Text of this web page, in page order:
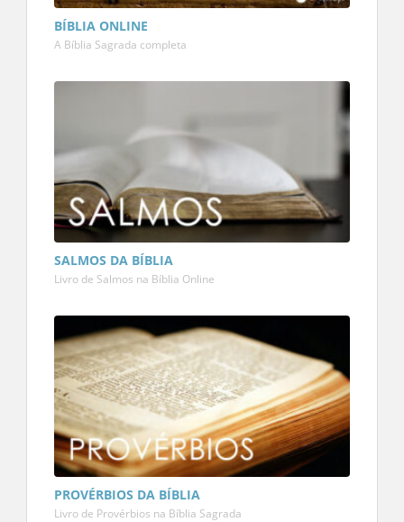
BÍBLIA ONLINE
A Bíblia Sagrada completa
SALMOS DA BÍBLIA
Livro de Salmos na Bíblia Online
PROVÉRBIOS DA BÍBLIA
Livro de Provérbios na Bíblia Sagrada